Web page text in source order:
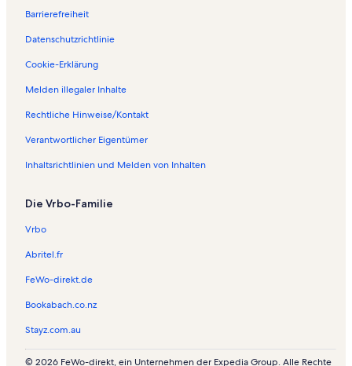
Barrierefreiheit
Datenschutzrichtlinie
Cookie-Erklärung
Melden illegaler Inhalte
Rechtliche Hinweise/Kontakt
Verantwortlicher Eigentümer
Inhaltsrichtlinien und Melden von Inhalten
Die Vrbo-Familie
Vrbo
Abritel.fr
FeWo-direkt.de
Bookabach.co.nz
Stayz.com.au
© 2026 FeWo-direkt, ein Unternehmen der Expedia Group. Alle Rechte